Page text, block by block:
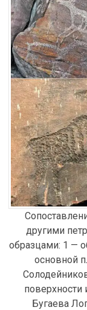
другими
образцами: 1 —
основной
поверхности
Бугаева